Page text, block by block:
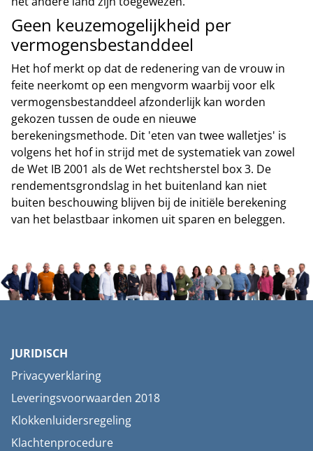
Geen keuzemogelijkheid per
vermogensbestanddeel
Het hof merkt op dat de redenering van de vrouw in
feite neerkomt op een mengvorm waarbij voor elk
vermogensbestanddeel afzonderlijk kan worden
gekozen tussen de oude en nieuwe
berekeningsmethode. Dit 'eten van twee walletjes' is
volgens het hof in strijd met de systematiek van zowel
de Wet IB 2001 als de Wet rechtsherstel box 3. De
rendementsgrondslag in het buitenland kan niet
buiten beschouwing blijven bij de initiële berekening
van het belastbaar inkomen uit sparen en beleggen.
JURIDISCH
Privacyverklaring
Leveringsvoorwaarden 2018
Klokkenluidersregeling
Klachtenprocedure